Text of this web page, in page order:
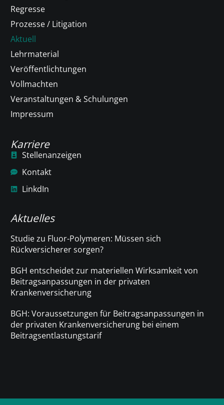
Regresse
Prozesse / Litigation
Aktuell
Lehrmaterial
Veröffentlichtungen
Vollmachten
Veranstaltungen & Schulungen
Impressum
Karriere
Stellenanzeigen
Kontakt
LinkdIn
Aktuelles
Studie zu Fluor-Polymeren: Müssen sich
Rückversicherer sorgen?
BGH entscheidet zur materiellen Wirksamkeit von
Beitragsanpassungen in der privaten
Krankenversicherung
BGH: Voraussetzungen für Beitragsanpassungen in
der privaten Krankenversicherung bei einem
Beitragsentlastungstarif